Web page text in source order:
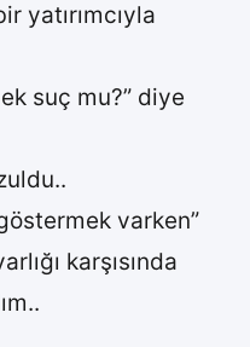
yatırımcıyla
suç mu?” diye
varken”
karşısında